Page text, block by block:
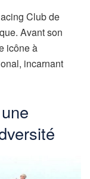
Club de
Avant son
icône à
incarnant